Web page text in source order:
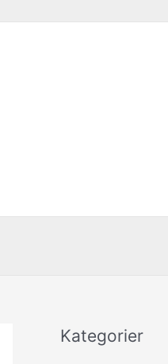
Kategorier